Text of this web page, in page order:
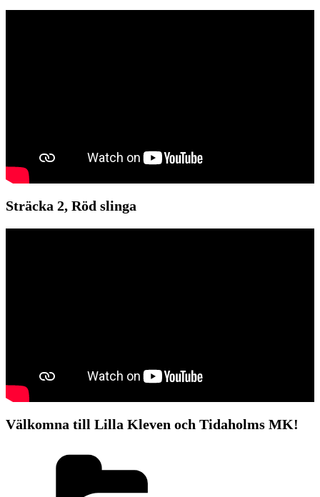
Sträcka 2, Röd slinga
Välkomna till Lilla Kleven och Tidaholms MK!